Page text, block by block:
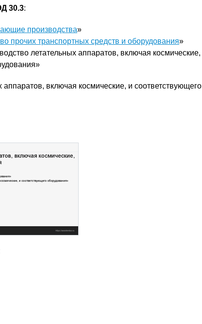
30.3:
производства»
прочих транспортных средств и оборудования»
летательных аппаратов, включая космические,
аппаратов, включая космические, и соответствующего